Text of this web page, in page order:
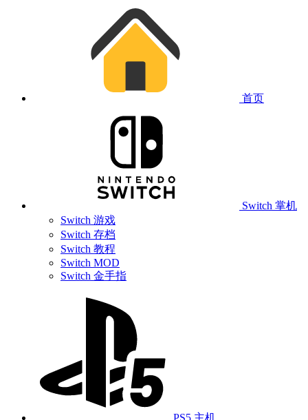
首页
Switch 掌机
Switch 游戏
Switch 存档
Switch 教程
Switch MOD
Switch 金手指